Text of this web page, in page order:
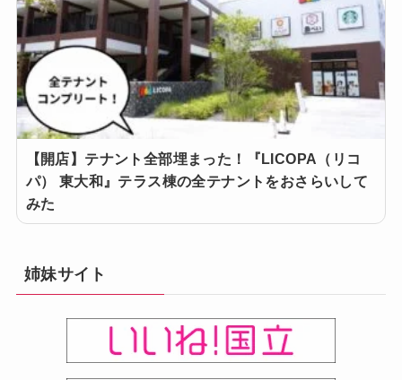
【開店】テナント全部埋まった！『LICOPA（リコ
パ） 東大和』テラス棟の全テナントをおさらいして
みた
姉妹サイト